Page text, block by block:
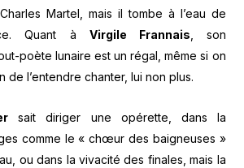
Martel, mais il tombe à l’eau de
Quant à Virgile Frannais , son
poète lunaire est un régal, même si on
de l’entendre chanter, lui non plus.
sait diriger une opérette, dans la
comme le « chœur des baigneuses »
ou dans la vivacité des finales, mais la